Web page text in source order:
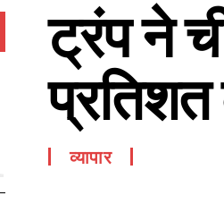
ट्रंप ने
प्रतिशत
व्यापार